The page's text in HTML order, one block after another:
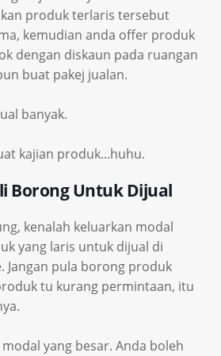
produk terlaris tersebut
kemudian anda offer produk
dengan diskaun pada ruangan
buat pakej jualan.
banyak.
kajian produk...huhu.
Borong Untuk Dijual
kenalah keluarkan modal
yang laris untuk dijual di
Jangan pula borong produk
tu kurang permintaan, itu
yang besar. Anda boleh